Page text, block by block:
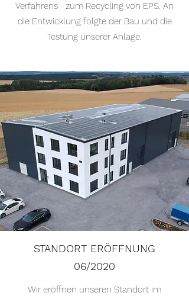
Verfahrens zum Recycling von EPS. An
die Entwicklung folgte der Bau und die
Testung unserer Anlage.
STANDORT ERÖFFNUNG
06/2020
Wir eröffnen unseren Standort im